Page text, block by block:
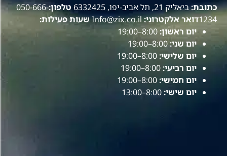
כתובת:ביאליק 21, תל אביב-יפו, 6332425 טלפון:050-666-
1234דואר אלקטרוני:Info@zix.co.il
שעות פעילות:
יום ראשון:
יום שני:
יום שלישי:
יום רביעי:
יום חמישי:
יום שישי: